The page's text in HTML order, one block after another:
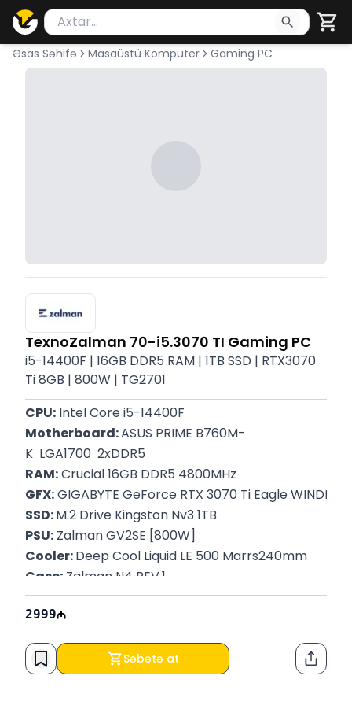
Məhsul axtar
Axtarış üçün ən azı 2 simvol yazın. Göndərmək
Əsas Səhifə Masaüstü Komputer Gaming PC
TexnoZalman 70-i5.3070 TI Gaming PC
i5-14400F | 16GB DDR5 RAM | 1TB SSD | RTX3070
Ti 8GB | 800W | TG2701
CPU: Intel Core i5-14400F
Motherboard: ASUS PRIME B760M-
K  LGA1700  2xDDR5
RAM: Crucial 16GB DDR5 4800MHz
GFX: GIGABYTE GeForce RTX 3070 Ti Eagle
SSD: M.2 Drive Kingston Nv3 1TB
PSU: Zalman GV2SE [800W]
Cooler: Deep Cool Liquid LE 500 Marrs240mm
Case: Zalman N4 REV.1
Hədiyyə: Aula T102 Wired Combo for mouse and
Zəmanət:
2999
Səbətə at